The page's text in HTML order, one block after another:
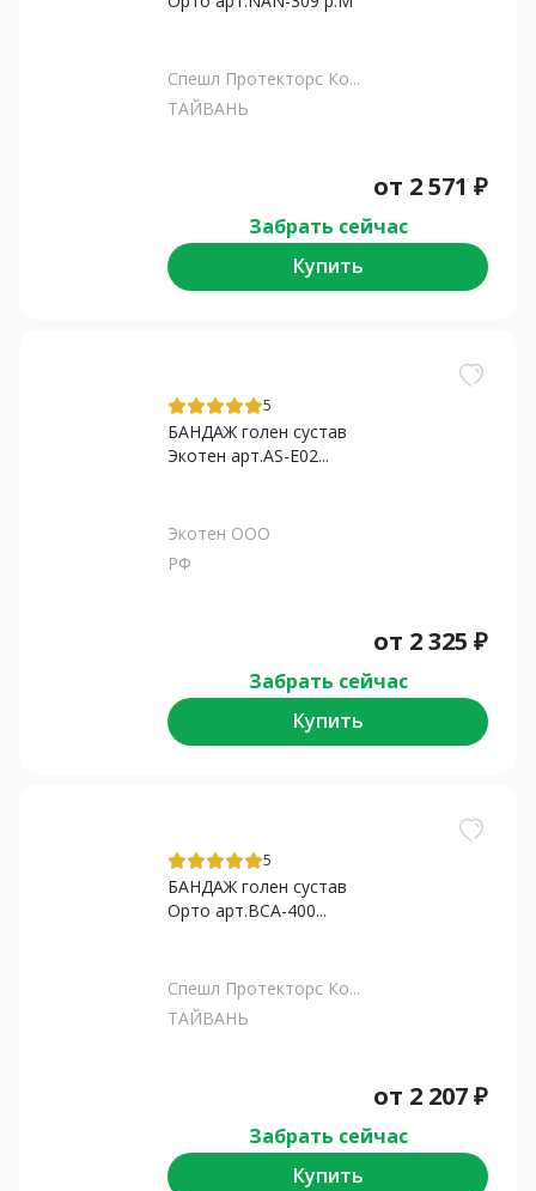
Спешл Протекторс Ко...
ТАЙВАНЬ
от 2 571 ₽
Забрать сейчас
Купить
5
БАНДАЖ голен сустав
Экотен арт.AS-E02...
Экотен ООО
РФ
от 2 325 ₽
Забрать сейчас
Купить
5
БАНДАЖ голен сустав
Орто арт.BCA-400...
Спешл Протекторс Ко...
ТАЙВАНЬ
от 2 207₽
Забрать сейчас
Купить